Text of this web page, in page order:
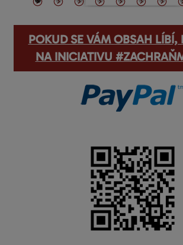
POKUD SE VÁM OBSAH LÍBÍ,
NA INICIATIVU
(odkaz je externí)